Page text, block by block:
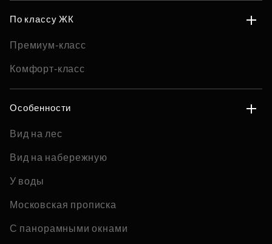
По классу ЖК
Премиум-класс
Комфорт-класс
Особенности
Вид на лес
Вид на набережную
У воды
Московская прописка
С панорамными окнами